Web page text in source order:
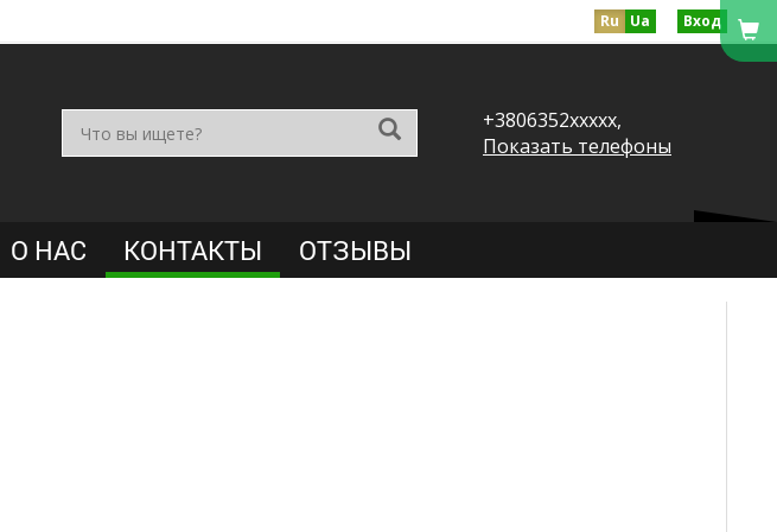
Ru Ua Вход
+3806352xxxxx,
Показать телефоны
О НАС КОНТАКТЫ ОТЗЫВЫ